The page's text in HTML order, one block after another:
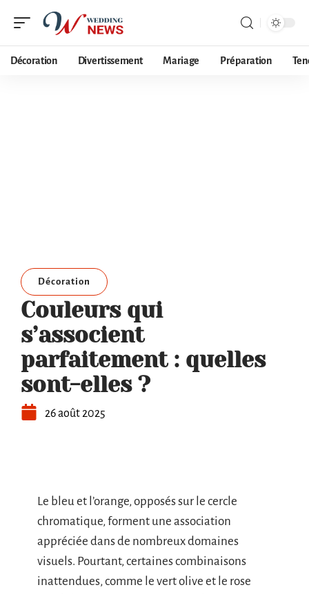
Décoration Divertissement Mariage Préparation
Décoration
Couleurs qui
s’associent
parfaitement : quelles
sont-elles ?
26 août 2025
Le bleu et l’orange, opposés sur le cercle
chromatique, forment une association
appréciée dans de nombreux domaines
visuels. Pourtant, certaines combinaisons
inattendues, comme le vert olive et le rose